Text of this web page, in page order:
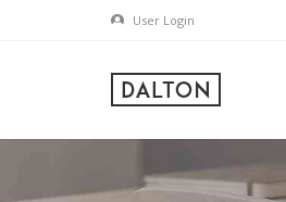
User Login